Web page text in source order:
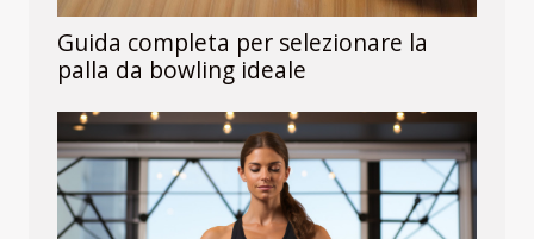
Guida completa per selezionare la
palla da bowling ideale